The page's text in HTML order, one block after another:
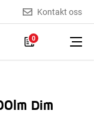
Kontakt oss
0
Dim